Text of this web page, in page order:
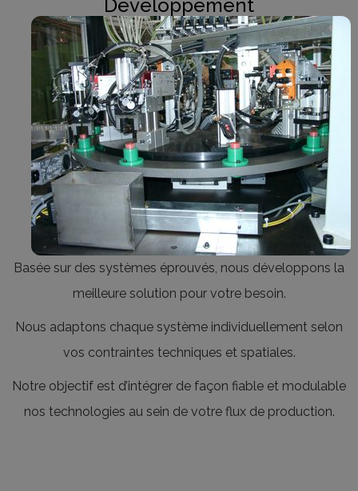
Développement
Basée sur des systèmes éprouvés, nous développons la
meilleure solution pour votre besoin.
Nous adaptons chaque système individuellement selon
vos contraintes techniques et spatiales.
Notre objectif est d’intégrer de façon fiable et modulable
nos technologies au sein de votre flux de production.